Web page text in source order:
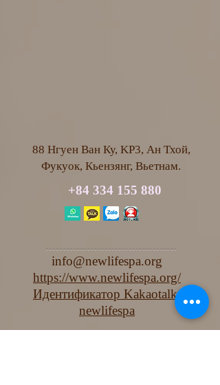
88 Нгуен Ван Ку, KP3, Ан Тхой,
Фукуок, Кьензянг, Вьетнам.
+84 334 155 880
info@newlifespa.org
https://www.newlifespa.org/
Идентификатор Kakaotalk:
newlifespa